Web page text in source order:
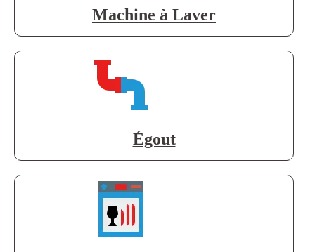
Machine à Laver
Égout